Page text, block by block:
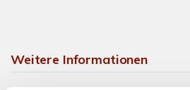
Weitere Informationen